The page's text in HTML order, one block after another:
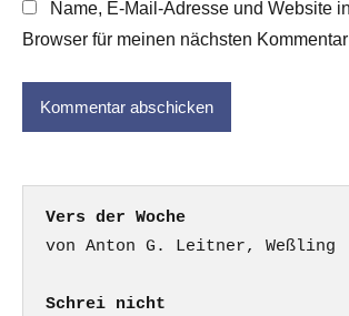
Name, E-Mail-Adresse und Website
Browser für meinen nächsten
Vers der Woche
Schrei nicht